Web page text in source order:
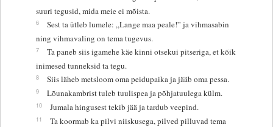
suuri tegusid, mida meie ei mõista.
6
Sest ta ütleb lumele: „Lange maa peale!” ja vihmasabin
ning vihmavaling on tema tugevus.
7
Ta paneb siis igamehe käe kinni otsekui pitseriga, et kõik
inimesed tunneksid ta tegu.
8 Siis läheb metsloom oma peidupaika ja jääb oma pessa.
9 Lõunakambrist tuleb tuulispea ja põhjatuulega külm.
10 Jumala hingusest tekib jää ja tardub veepind.
11
Ta koormab ka pilvi niiskusega, pilved pilluvad tema